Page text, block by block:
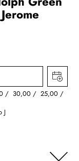
30,00 25,00
J